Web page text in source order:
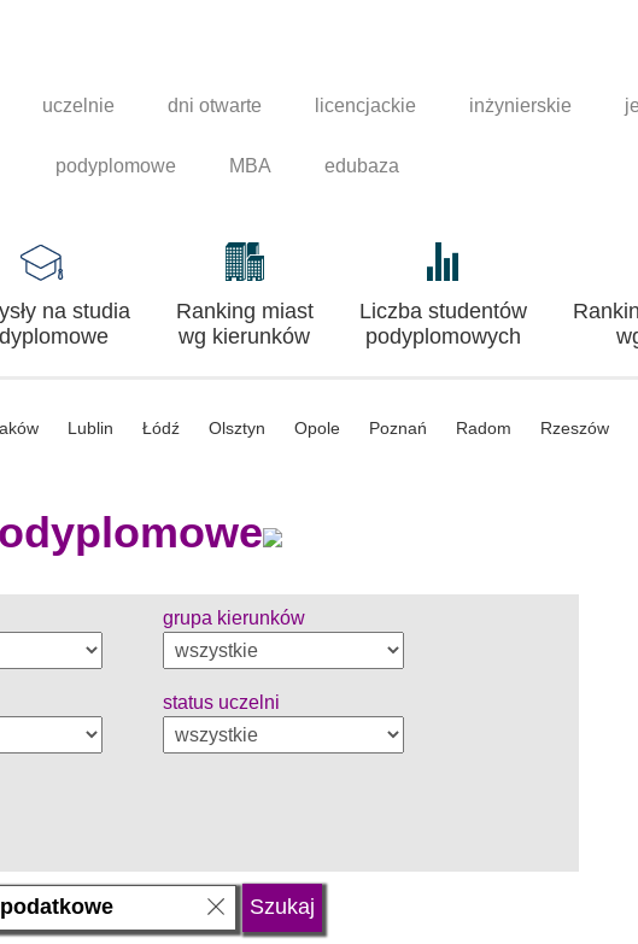
uczelnie dni otwarte licencjackie inżynierskie
podyplomowe MBA edubaza
na studia
Ranking miast
wg kierunków
Liczba studentów
podyplomowych
Lublin Łódź Olsztyn Opole Poznań Radom Rzeszów
grupa kierunków
status uczelni